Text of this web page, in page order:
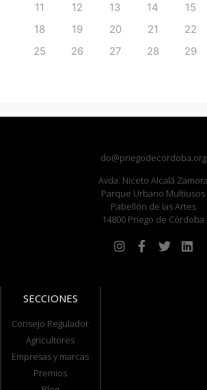
11
12 13 14 15
18
19 20 21 22
25
26 27 28 29
do@priegodecordoba.org
Avda. Niceto Alcalá Zamora
Parque Urbano Multiusos
Pabellón de las Artes
14800 Priego de Córdoba
SECCIONES
Consejo Regulador
Agricultores
Empresas y marcas
Premios